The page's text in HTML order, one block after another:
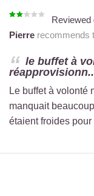
Reviewed
Pierre recommends
le buffet à
Le buffet à volonté
manquait
étaient froides pour